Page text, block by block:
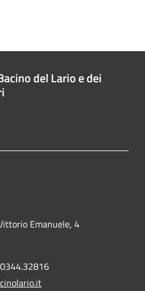
del Lario e dei
Emanuele, 4